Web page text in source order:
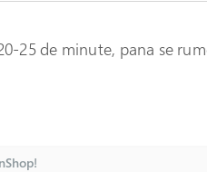
25 de minute, pana se